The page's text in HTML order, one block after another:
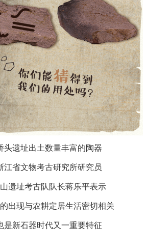
遗址出土数量丰富的陶器
省文物考古研究所研究员
址考古队队长蒋乐平表示
现与农耕定居生活密切相关
新石器时代又一重要特征